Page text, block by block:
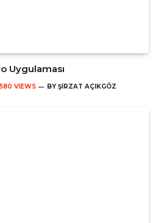
Uygulaması
VIEWS BY ŞIRZAT AÇIKGÖZ